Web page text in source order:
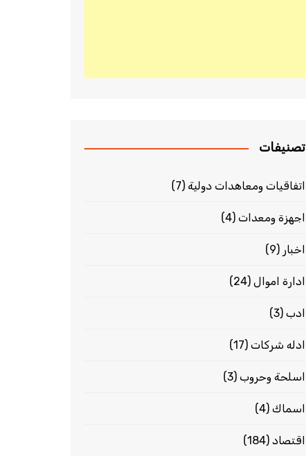
تصنيفات
اتفاقيات ومعاهدات دولية (7)
اجهزة ومعدات (4)
اخبار (9)
ادارة اموال (24)
ادب (3)
ادله شركات (17)
اسلحة وحروب (3)
اسماك (4)
اقتصاد (184)